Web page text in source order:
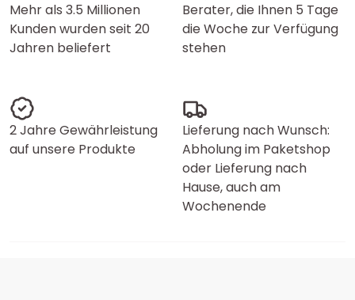
Mehr als 3.5 Millionen
Kunden wurden seit 20
Jahren beliefert
Berater, die Ihnen 5 Tage
die Woche zur Verfügung
stehen
2 Jahre Gewährleistung
auf unsere Produkte
Lieferung nach Wunsch:
Abholung im Paketshop
oder Lieferung nach
Hause, auch am
Wochenende